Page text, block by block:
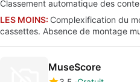
Classement automatique des
LES MOINS: Complexification du
cassettes. Absence de montage
MuseScore